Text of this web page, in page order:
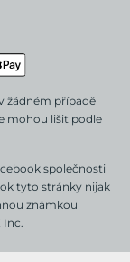
žádném případě
mohou lišit podle
společnosti
tyto stránky nijak
známkou